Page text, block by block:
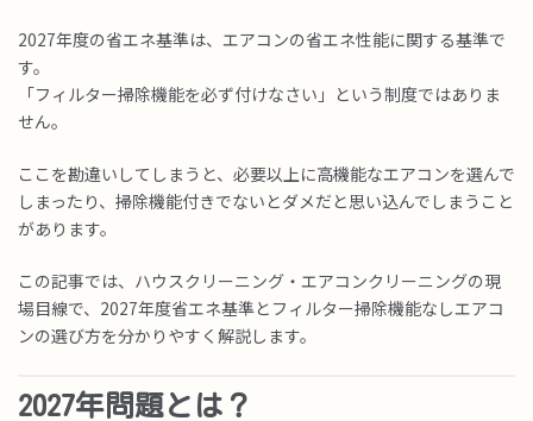
2027年度の省エネ基準は、エアコンの省エネ性能に関する基準で
す。
「フィルター掃除機能を必ず付けなさい」という制度ではありま
せん。
ここを勘違いしてしまうと、必要以上に高機能なエアコンを選んで
しまったり、掃除機能付きでないとダメだと思い込んでしまうこと
があります。
この記事では、ハウスクリーニング・エアコンクリーニングの現
場目線で、2027年度省エネ基準とフィルター掃除機能なしエアコ
ンの選び方を分かりやすく解説します。
2027年問題とは？